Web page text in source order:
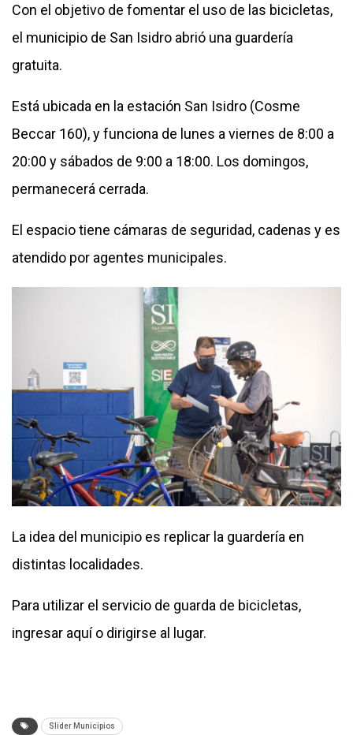
Con el objetivo de fomentar el uso de las bicicletas,
el municipio de San Isidro abrió una guardería
gratuita.
Está ubicada en la estación San Isidro (Cosme
Beccar 160), y funciona de lunes a viernes de 8:00 a
20:00 y sábados de 9:00 a 18:00. Los domingos,
permanecerá cerrada.
El espacio tiene cámaras de seguridad, cadenas y es
atendido por agentes municipales.
La idea del municipio es replicar la guardería en
distintas localidades.
Para utilizar el servicio de guarda de bicicletas,
ingresar aquío dirigirse al lugar.
Slider Municipios